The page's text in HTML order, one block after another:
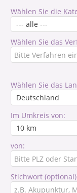
Wählen Sie die
Wählen Sie das
Wählen Sie das
Im Umkreis von:
von:
Stichwort